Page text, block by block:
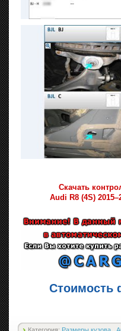
Скачать
Audi R8 (4S)
Стоимость